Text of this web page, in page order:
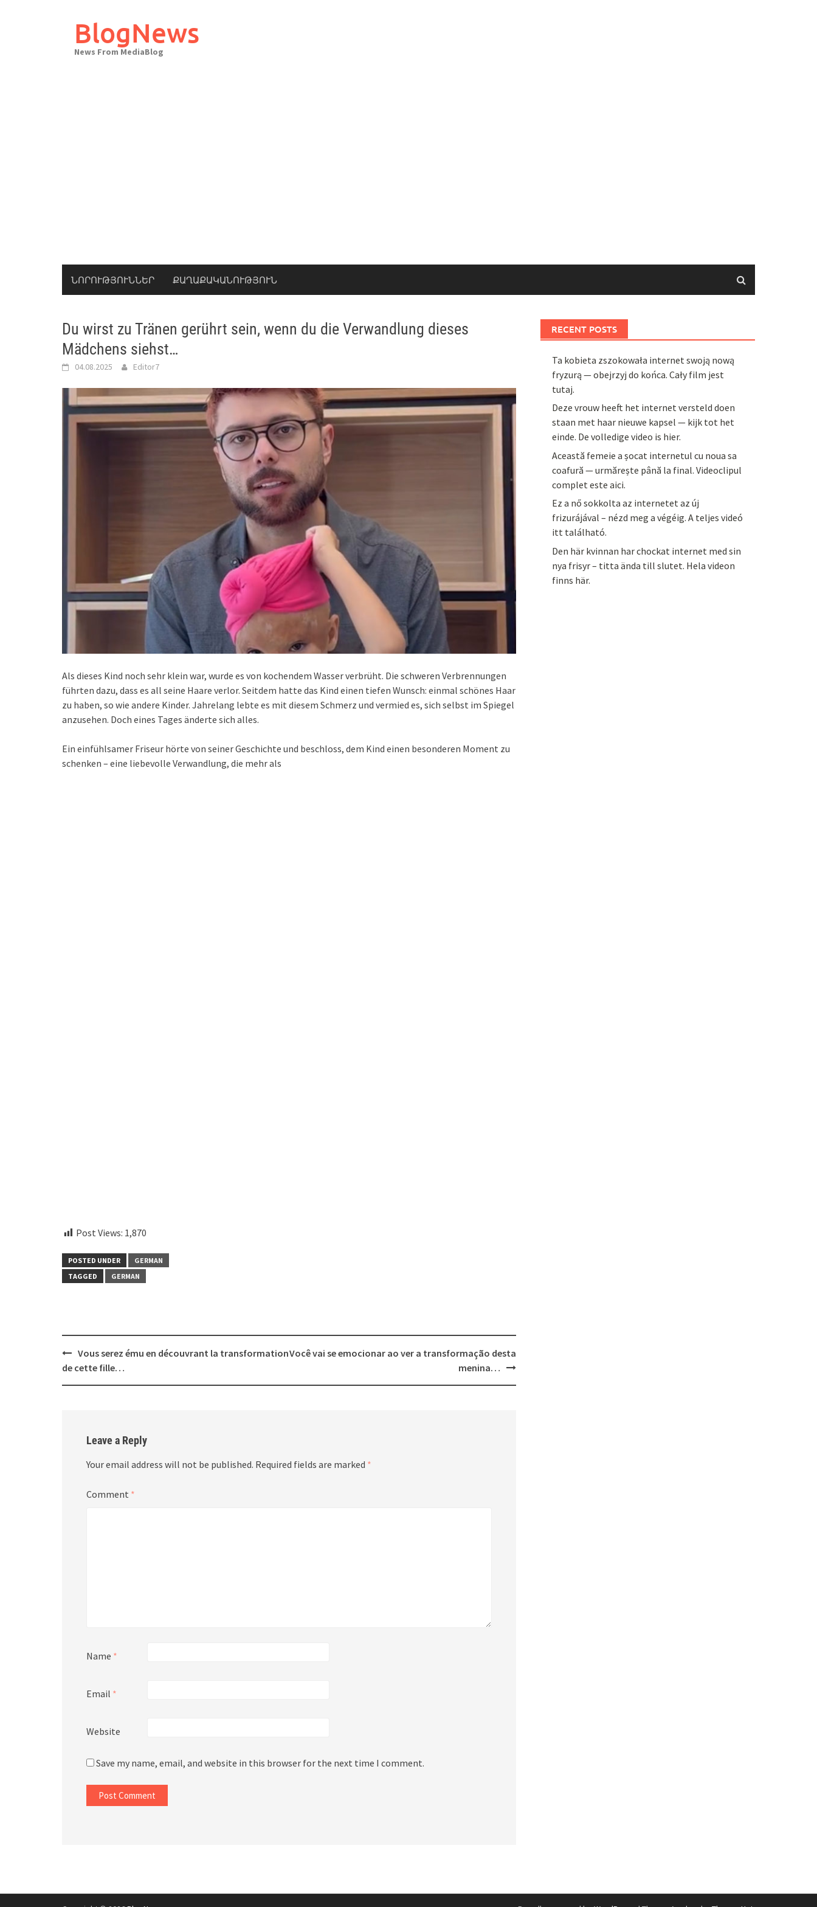
BlogNews
News From MediaBlog
ՆՈՐՈՒԹՅՈՒՆՆԵՐ ՔԱՂԱՔԱԿԱՆՈՒԹՅՈՒՆ
Du wirst zu Tränen gerührt sein, wenn du die Verwandlung dieses
Mädchens siehst…
04.08.2025 Editor7
Als dieses Kind noch sehr klein war, wurde es von kochendem Wasser verbrüht. Die schweren Verbrennungen
führten dazu, dass es all seine Haare verlor. Seitdem hatte das Kind einen tiefen Wunsch: einmal schönes Haar
zu haben, so wie andere Kinder. Jahrelang lebte es mit diesem Schmerz und vermied es, sich selbst im Spiegel
anzusehen. Doch eines Tages änderte sich alles.
Ein einfühlsamer Friseur hörte von seiner Geschichte und beschloss, dem Kind einen besonderen Moment zu
schenken – eine liebevolle Verwandlung, die mehr als
Post Views: 1,870
POSTED UNDER
GERMAN
TAGGED
GERMAN
Post
navigation
Vous serez ému en découvrant la transformation
de cette fille…
Você vai se emocionar ao ver a transformação desta
menina…
Leave a Reply
Your email address will not be published. Required fields are marked *
Comment *
Name *
Email *
Website
Save my name, email, and website in this browser for the next time I comment.
RECENT POSTS
Ta kobieta zszokowała internet swoją nową
fryzurą — obejrzyj do końca. Cały film jest
tutaj.
Deze vrouw heeft het internet versteld doen
staan met haar nieuwe kapsel — kijk tot het
einde. De volledige video is hier.
Această femeie a șocat internetul cu noua sa
coafură — urmărește până la final. Videoclipul
complet este aici.
Ez a nő sokkolta az internetet az új
frizurájával – nézd meg a végéig. A teljes videó
itt található.
Den här kvinnan har chockat internet med sin
nya frisyr – titta ända till slutet. Hela videon
finns här.